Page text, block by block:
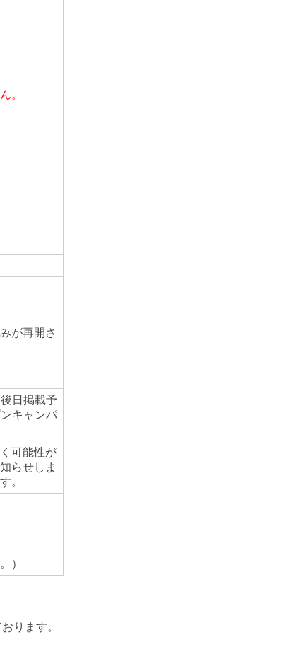
が再開さ
日掲載予
キャンパ
可能性が
らせしま
。
）
ります。